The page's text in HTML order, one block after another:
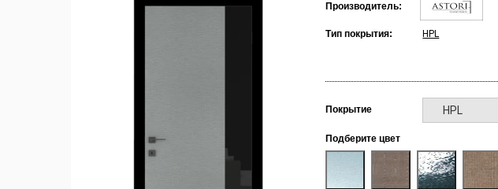
Производитель:
Тип покрытия: HPL
Покрытие HPL
Подберите цвет